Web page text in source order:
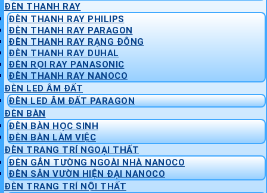
ĐÈN THANH RAY
ĐÈN THANH RAY PHILIPS
ĐÈN THANH RAY PARAGON
ĐÈN THANH RAY RẠNG ĐÔNG
ĐÈN THANH RAY DUHAL
ĐÈN RỌI RAY PANASONIC
ĐÈN THANH RAY NANOCO
ĐÈN LED ÂM ĐẤT
ĐÈN LED ÂM ĐẤT PARAGON
ĐÈN BÀN
ĐÈN BÀN HỌC SINH
ĐÈN BÀN LÀM VIỆC
ĐÈN TRANG TRÍ NGOẠI THẤT
ĐÈN GẮN TƯỜNG NGOÀI NHÀ NANOCO
ĐÈN SÂN VƯỜN HIỆN ĐẠI NANOCO
ĐÈN TRANG TRÍ NỘI THẤT